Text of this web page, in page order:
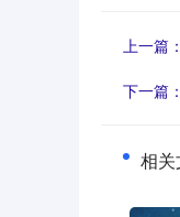
上一篇：
下一篇：
相